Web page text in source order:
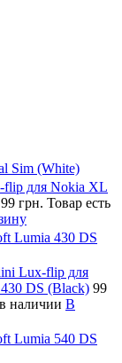
Sim (White)
flip для Nokia XL
99 грн. Товар есть
Lumia 430 DS
Lux-flip для
DS (Black) 99
наличии В
Lumia 540 DS